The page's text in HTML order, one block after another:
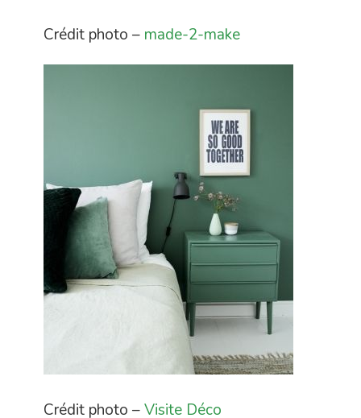
Crédit photo – made-2-make
Crédit photo –Visite Déco